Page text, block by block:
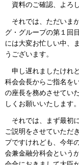
資料のご確認、よろ
それでは、ただいま
グ・グループの第１回
には大変お忙しい中、
うございます。
申し遅れましたけれ
科会会長からご指名を
の座長を務めさせてい
しくお願いいたします。
それでは、まず最初
ご説明をさせていただ
プですけれども、今年
会兼金融分科会という